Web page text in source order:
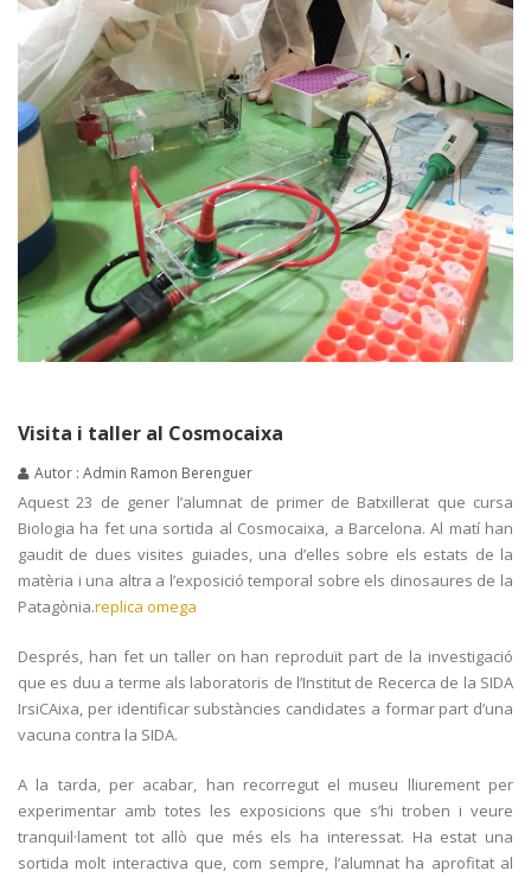
Visita i taller al Cosmocaixa
Autor : Admin Ramon Berenguer
Aquest 23 de gener l’alumnat de primer de Batxillerat que cursa
Biologia ha fet una sortida al Cosmocaixa, a Barcelona. Al matí han
gaudit de dues visites guiades, una d’elles sobre els estats de la
matèria i una altra a l’exposició temporal sobre els dinosaures de la
Patagònia.replica omega
Després, han fet un taller on han reproduït part de la investigació
que es duu a terme als laboratoris de l’Institut de Recerca de la SIDA
IrsiCAixa, per identificar substàncies candidates a formar part d’una
vacuna contra la SIDA.
A la tarda, per acabar, han recorregut el museu lliurement per
experimentar amb totes les exposicions que s’hi troben i veure
tranquil·lament tot allò que més els ha interessat. Ha estat una
sortida molt interactiva que, com sempre, l’alumnat ha aprofitat al